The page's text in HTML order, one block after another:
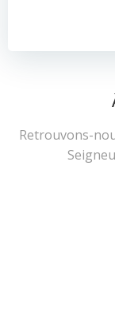
Retrouvons-